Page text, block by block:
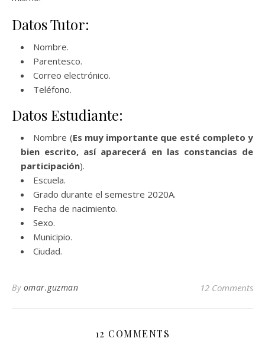
Datos Tutor:
Nombre.
Parentesco.
Correo electrónico.
Teléfono.
Datos Estudiante:
Nombre (Es muy importante que esté completo y
bien escrito, así aparecerá en las constancias de
participación).
Escuela.
Grado durante el semestre 2020A.
Fecha de nacimiento.
Sexo.
Municipio.
Ciudad.
By omar.guzman 12 Comments
12 COMMENTS